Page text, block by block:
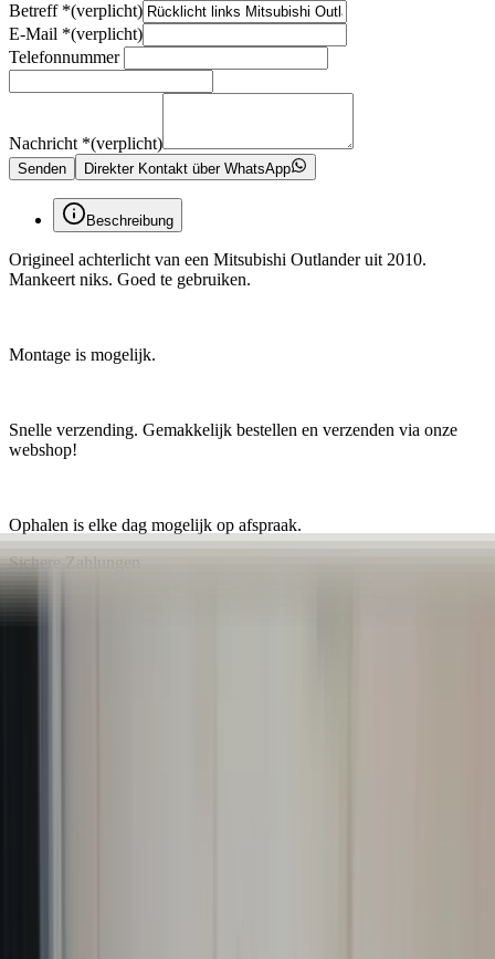
Betreff *(verplicht)
E-Mail *(verplicht)
Telefonnummer
Nachricht *(verplicht)
Senden Direkter Kontakt über WhatsApp
Beschreibung
Origineel achterlicht van een Mitsubishi Outlander uit 2010.
Mankeert niks. Goed te gebruiken.
Montage is mogelijk.
Snelle verzending. Gemakkelijk bestellen en verzenden via onze
webshop!
Ophalen is elke dag mogelijk op afspraak.
Sichere Zahlungen